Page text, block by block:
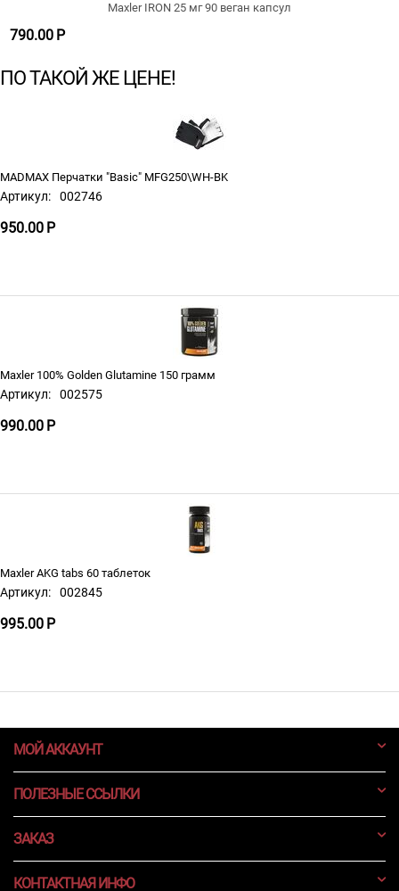
Maxler IRON 25 мг 90 веган капсул
790.00 Р
ПО ТАКОЙ ЖЕ ЦЕНЕ!
MADMAX Перчатки "Basic" MFG250\WH-BK
Артикул: 002746
950.00 Р
Maxler 100% Golden Glutamine 150 грамм
Артикул: 002575
990.00 Р
Maxler AKG tabs 60 таблеток
Артикул: 002845
995.00 Р
МОЙ АККАУНТ
ПОЛЕЗНЫЕ ССЫЛКИ
ЗАКАЗ
КОНТАКТНАЯ ИНФО